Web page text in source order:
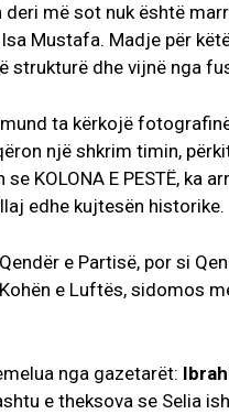
deri më sot nuk është
Mustafa. Madje për
strukturë dhe vijnë nga
ta kërkojë
një shkrim timin,
KOLONA E PESTË, ka
edhe kujtesën historike.
e Partisë, por si
e Luftës, sidomos
nga gazetarët:
e theksova se Selia